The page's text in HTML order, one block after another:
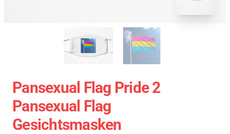
Pansexual Flag Pride 2
Pansexual Flag
Gesichtsmasken